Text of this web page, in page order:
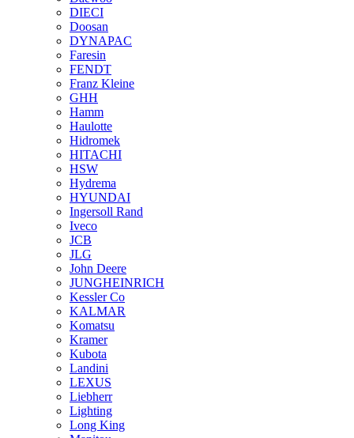
DIECI
Doosan
DYNAPAC
Faresin
FENDT
Franz Kleine
GHH
Hamm
Haulotte
Hidromek
HITACHI
HSW
Hydrema
HYUNDAI
Ingersoll Rand
Iveco
JCB
JLG
John Deere
JUNGHEINRICH
Kessler Co
KALMAR
Komatsu
Kramer
Kubota
Landini
LEXUS
Liebherr
Lighting
Long King